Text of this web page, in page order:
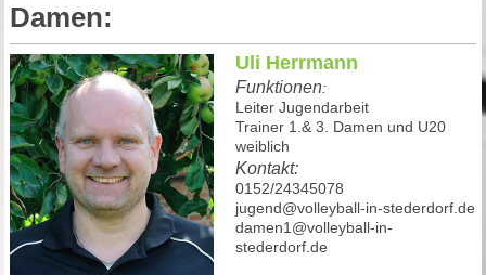
Damen:
Uli Herrmann
Funktionen:
Leiter Jugendarbeit
Trainer 1.& 3. Damen und U20
weiblich
Kontakt:
0152/24345078
jugend@volleyball-in-stederdorf.de
damen1@volleyball-in-
stederdorf.de